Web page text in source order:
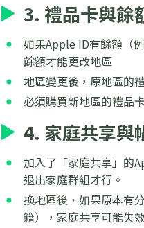
3. 禮品卡與餘
如果Apple ID有餘額（
餘額才能更改地區
地區變更後，原地區的
必須購買新地區的禮品
4. 家庭共享與
加入了「家庭共享」的
退出家庭群組才行。
換地區後，如果原本有
籍），家庭共享可能失